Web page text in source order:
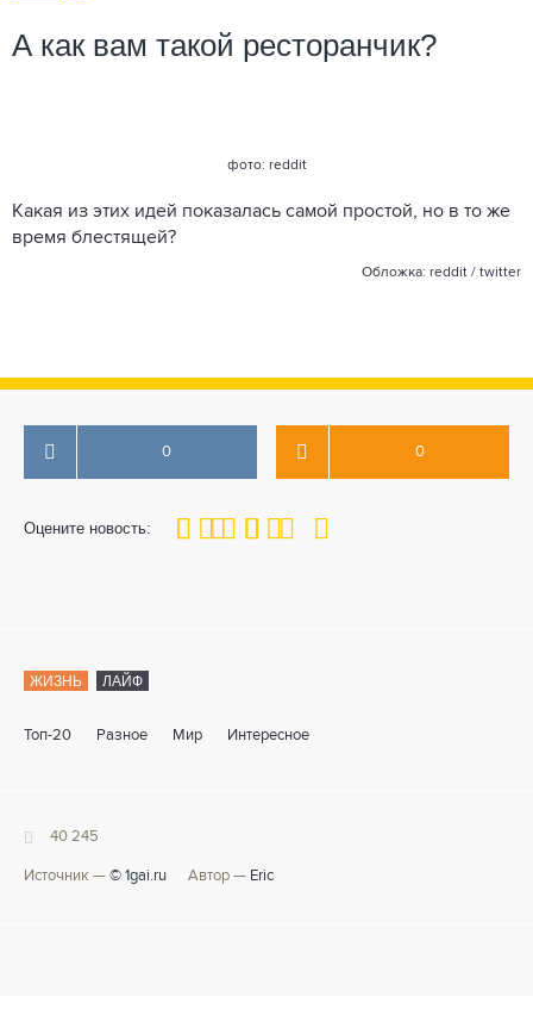
А как вам такой ресторанчик?
фото: reddit
Какая из этих идей показалась самой простой, но в то же
время блестящей?
Обложка: reddit / twitter
0 0
Оцените новость:
100
1 3 4 5
ЖИЗНЬ ЛАЙФ
Топ-20 Разное Мир Интересное
40 245
Источник — © 1gai.ru Автор — Eric